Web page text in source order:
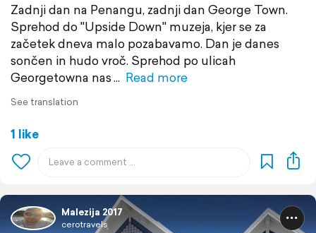
Zadnji dan na Penangu, zadnji dan George Town.
Sprehod do "Upside Down" muzeja, kjer se za
začetek dneva malo pozabavamo. Dan je danes
sončen in hudo vroč. Sprehod po ulicah
Georgetowna nas
Read more
See translation
1 like
Malezija 2017
cerotravels